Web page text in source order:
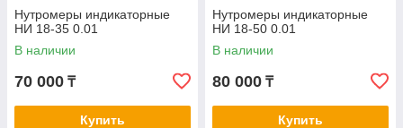
Нутромеры индикаторные
НИ 18-35 0.01
В наличии
70 000 ₸
Купить
Нутромеры индикаторные
НИ 18-50 0.01
В наличии
80 000 ₸
Купить